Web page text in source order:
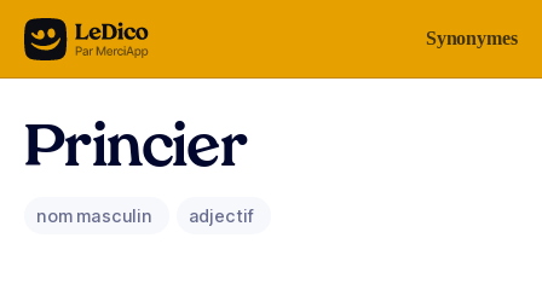
Aller au contenu Synonymes
Princier
nom masculin adjectif